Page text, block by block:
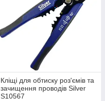
Кліщі для обтиску роз'ємів та
зачищення проводів Silver
S10567